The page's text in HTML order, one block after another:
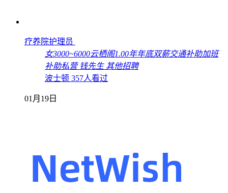
疗养院护理员
女3000~6000云栖阁1.00年年底双薪交通补助加班
补助私营 钱先生 其他招聘
波士顿 357人看过
01月19日